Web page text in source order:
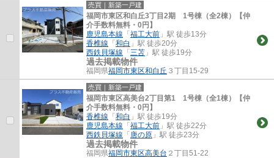
売買｜新築一戸建
福岡市東区和白丘3丁目2期 1号棟（全2棟）【仲
介手数料無料・0円】
鹿児島本線 「 福工大前 」駅 徒歩13分
香椎線 「 和白 」駅 徒歩20分
西鉄貝塚線 「 三苫 」駅 徒歩19分
過去掲載物件
福岡県福岡市東区和白丘 ３丁目15-29
売買｜新築一戸建
福岡市東区高美台2丁目第1 1号棟（全1棟）【仲
介手数料無料・0円】
香椎線 「 和白 」駅 徒歩19分
鹿児島本線 「 福工大前 」駅 徒歩22分
西鉄貝塚線 「 唐の原 」駅 徒歩23分
過去掲載物件
福岡県福岡市東区高美台 ２丁目51-22